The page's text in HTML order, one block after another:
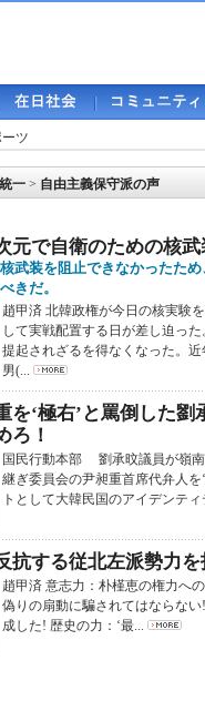
ツ
一 > 自由主義保守派の声
元で自衛のための核
武装を阻止できなかったた
きだ。
趙甲済 北韓政権が今日の核実験
して実戦配置する日が差し迫っ
提起されざるを得なくなった。
男(...
を‘極右’と罵倒した
ろ！
国民行動本部 劉承旼議員が嶺
継ぎ委員会の尹昶重首席代弁人
トとして大韓民国のアイデンテ
抗する従北左派勢力
趙甲済 意志力：朴槿恵の権力へ
偽りの扇動に騙されてはならな
成した! 歴史の力：‘最...